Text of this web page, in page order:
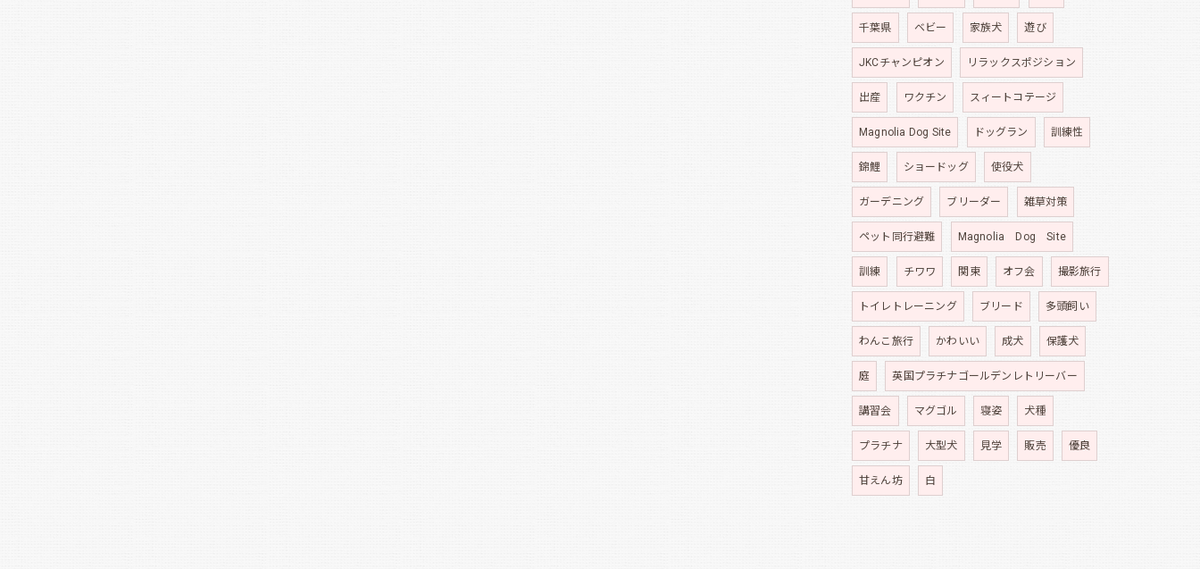
千葉県 ベビー 家族犬 遊び
JKCチャンピオン リラックスポジション
出産 ワクチン スィートコテージ
Magnolia Dog Site ドッグラン 訓練性
錦鯉 ショードッグ 使役犬
ガーデニング ブリーダー 雑草対策
ペット同行避難 Magnolia Dog Site
訓練 チワワ 関東 オフ会 撮影旅行
トイレトレーニング ブリード 多頭飼い
わんこ旅行 かわいい 成犬 保護犬
庭 英国プラチナゴールデンレトリーバー
講習会 マグゴル 寝姿 犬種
プラチナ 大型犬 見学 販売 優良
甘えん坊 白